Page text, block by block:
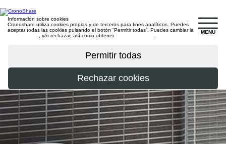
MENU
Información sobre cookies
Cronoshare utiliza cookies propias y de terceros para fines analíticos. Puedes
aceptar todas las cookies pulsando el botón “Permitir todas”. Puedes cambiar la
, y/o rechazar, así como obtener